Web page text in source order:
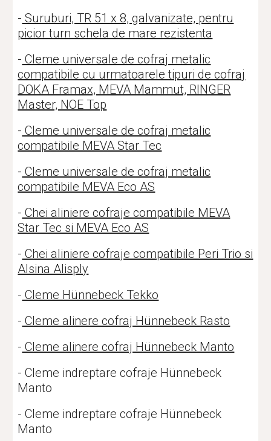
- Suruburi, TR 51 x 8, galvanizate, pentru
picior turn schela de mare rezistenta
- Cleme universale de cofraj metalic
compatibile cu urmatoarele tipuri de cofraj
DOKA Framax, MEVA Mammut, RINGER
Master, NOE Top
- Cleme universale de cofraj metalic
compatibile MEVA Star Tec
- Cleme universale de cofraj metalic
compatibile MEVA Eco AS
- Chei aliniere cofraje compatibile MEVA
Star Tec si MEVA Eco AS
- Chei aliniere cofraje compatibile Peri Trio si
Alsina Alisply
- Cleme Hünnebeck Tekko
- Cleme alinere cofraj Hünnebeck Rasto
- Cleme alinere cofraj Hünnebeck Manto
- Cleme indreptare cofraje Hünnebeck
Manto
- Cleme indreptare cofraje Hünnebeck
Manto